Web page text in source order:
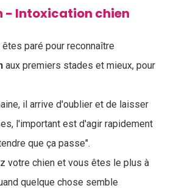
- Intoxication chien
paré pour reconnaître
aux premiers stades et mieux, pour
il arrive d'oublier et de laisser
l'important est d'agir rapidement
que ça passe".
votre chien et vous êtes le plus à
quelque chose semble